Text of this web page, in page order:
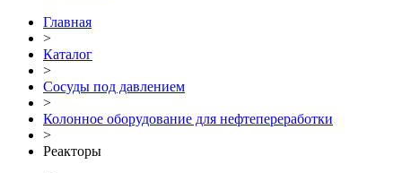
Главная
>
Каталог
>
Сосуды под давлением
>
Колонное оборудование для нефтепереработки
>
Реакторы